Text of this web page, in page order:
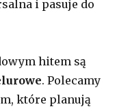
i pasuje do
hitem są
. Polecamy
które planują